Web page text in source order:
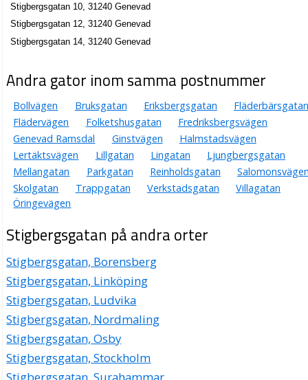
Stigbergsgatan 10, 31240 Genevad
Stigbergsgatan 12, 31240 Genevad
Stigbergsgatan 14, 31240 Genevad
Andra gator inom samma postnummer
Bollvägen Bruksgatan Eriksbergsgatan
Fläderbärsgatan
Flädervägen
Folketshusgatan
Fredriksbergsvägen
Genevad Ramsdal
Ginstvägen
Halmstadsvägen
Lertäktsvägen
Lillgatan Lingatan
Ljungbergsgatan
Mellangatan
Parkgatan Reinholdsgatan
Skolgatan
Trappgatan Verkstadsgatan
Villagatan
Öringevägen
Stigbergsgatan på andra orter
Stigbergsgatan, Borensberg
Stigbergsgatan, Linköping
Stigbergsgatan, Ludvika
Stigbergsgatan, Nordmaling
Stigbergsgatan, Osby
Stigbergsgatan, Stockholm
Stigbergsgatan, Surahammar